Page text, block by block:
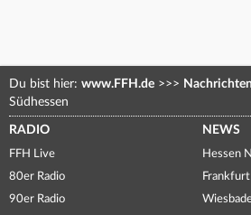
Du bist hier: www.FFH.de >>> Nachrichten
Südhessen
RADIO
FFH Live
80er Radio
90er Radio
NEWS
Hessen